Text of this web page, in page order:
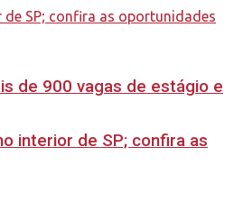
de 900 vagas de estágio e
interior de SP; confira as